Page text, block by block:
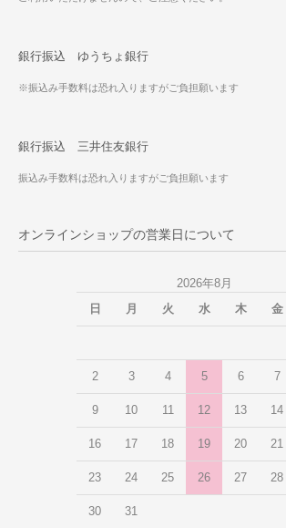
銀行振込 ゆうちょ銀行
※振込み手数料は恐れ入りますがご負担願います
銀行振込 三井住友銀行
振込み手数料は恐れ入りますがご負担願います
オンラインショップの営業日について
2026年8月
日
月 火 水 木 金
2 3 4 5 6 7
9 10 11 12 13 14
16 17 18 19 20 21
23 24 25 26 27 28
30 31